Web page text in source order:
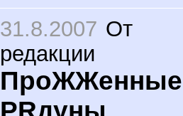
31.8.2007 От
редакции
ПроЖЖенные